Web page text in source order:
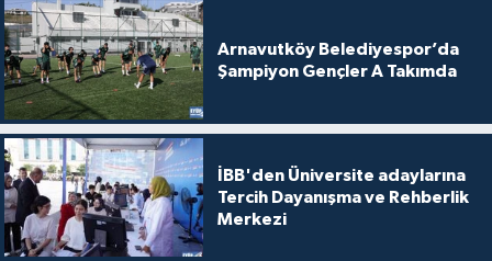
Arnavutköy Belediyespor’da
Şampiyon Gençler A Takımda
İBB'den Üniversite adaylarına
Tercih Dayanışma ve Rehberlik
Merkezi